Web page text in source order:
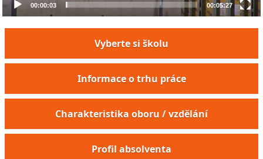
00:00:03 00:05:27
Vyberte si školu
Informace o trhu práce
Charakteristika oboru / vzdělání
Profil absolventa